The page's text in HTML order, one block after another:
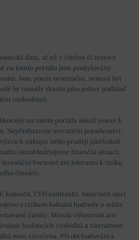
data, ať už v číselné či textové
na tomto portálu jsou poskytovány
Jsou pouze orientační, nemusí být
by neměly sloužit jako jediný podklad
rozhodnutí.
na tomto portálu slouží pouze k
Nepředstavuje investiční poradenství,
k nákupu nebo prodeji jakéhokoli
nezohledňujeme finanční situaci,
investiční horizont ani toleranci k riziku
čtenáře.
komodit, CFD kontraktů, binárních opcí
s rizikem kolísání hodnoty a může
částky. Minulá výkonnost ani
budoucích výsledků a návratnost
není zaručena. Při obchodování s